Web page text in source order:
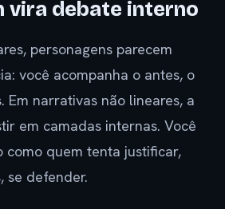
vira debate interno
personagens parecem
você acompanha o antes, o
Em narrativas não lineares, a
em camadas internas. Você
como quem tenta justificar,
se defender.